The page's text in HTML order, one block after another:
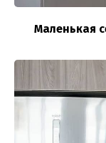
Маленькая